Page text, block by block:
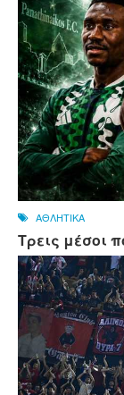
ΑΘΛΗΤΙΚΑ
Τρεις μέσοι